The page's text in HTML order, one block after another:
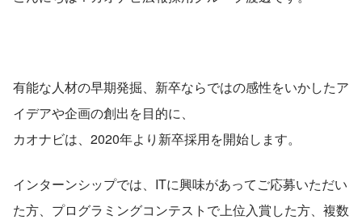
有能な人材の早期発掘、新卒ならではの感性をいかしたア
イデアや企画の創出を目的に、
カオナビは、2020年より新卒採用を開始します。
インターンシップでは、ITに興味があってご応募いただい
た方、プログラミングコンテストで上位入賞した方、複数